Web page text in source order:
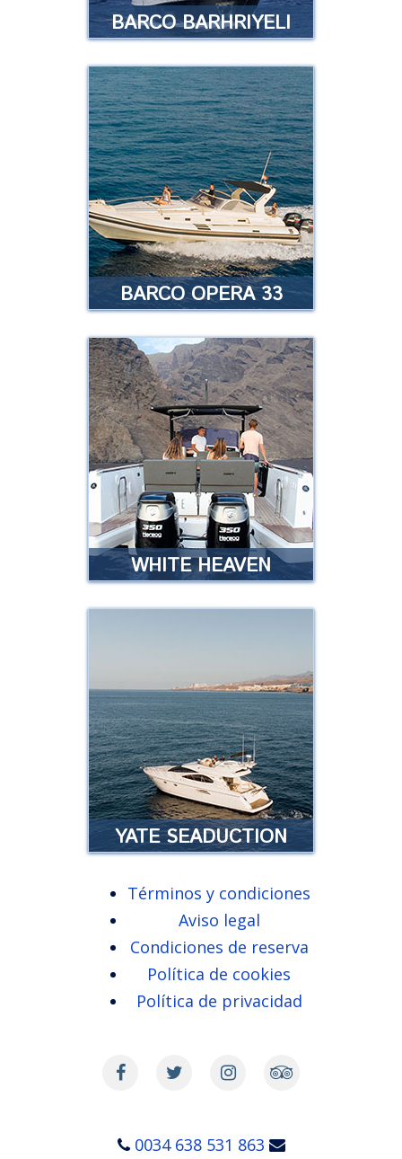
BARCO BARHRIYELI
BARCO BARHRIYELI
Zarpamos con rumbo hacia las
colonias de ballenas piloto que
residen todo el año en la costa
sur de Tenerife …
…
Leer más
BARCO OPERA 33
BARCO OPERA 33
Se trata de una embarcación
rápida y muy cómoda, con un
máximo de 11 pasajeros a bordo
…
Leer más
WHITE HEAVEN
¿Estás buscando un barco
exclusivo para alquilar con tu
pareja, familiares o amigos y
disfrutar de un día inolvidable?
Leer más
YATE SEADUCTION
YATE SEADUCTION
Experiencia yate lujoso en
Tenerife …
Leer más
Términos y condiciones
Aviso legal
Condiciones de reserva
Política de cookies
Política de privacidad
0034 638 531 863